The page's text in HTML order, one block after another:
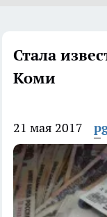
Стала
Коми
21 мая 2017